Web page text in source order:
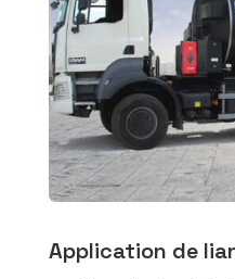
Application de